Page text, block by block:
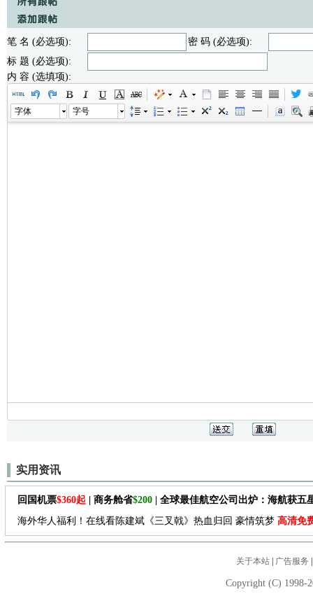
笔 名 (必选项):
密 码 (必选项):
标 题 (必选项):
内 容 (选填项):
字体 字号
实用资讯
回国机票$360起 | 商务舱省$200 | 全球最佳航空公司出炉：海航获五
海外华人福利！在线看陈建斌《三叉戟》热血归回 豪情筑梦 高清免
关于本站| 广告服务
Copyright (C) 1998-